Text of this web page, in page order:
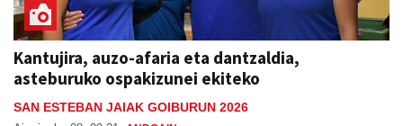
Kantujira, auzo-afaria eta dantzaldia,
asteburuko ospakizunei ekiteko
SAN ESTEBAN JAIAK GOIBURUN 2026